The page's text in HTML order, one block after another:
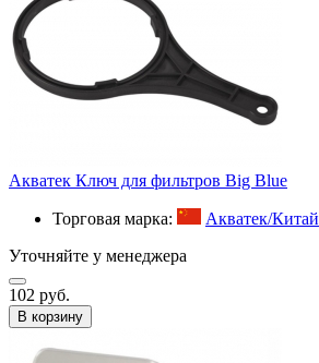
Акватек Ключ для фильтров Big Blue
Торговая марка:
Акватек/Китай
Уточняйте у менеджера
102 руб.
В корзину